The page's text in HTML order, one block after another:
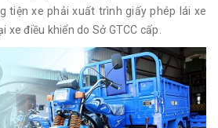
tiện xe phải xuất trình giấy phép lái xe
xe điều khiển do Sở GTCC cấp.